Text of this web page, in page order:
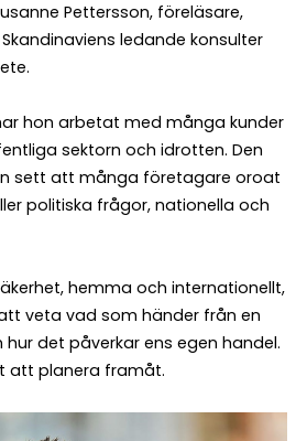
Pettersson, föreläsare,
ledande konsulter
hon arbetat med många kunder
sektorn och idrotten. Den
sett att många företagare oroat
politiska frågor, nationella och
hemma och internationellt,
veta vad som händer från en
det påverkar ens egen handel.
att planera framåt.